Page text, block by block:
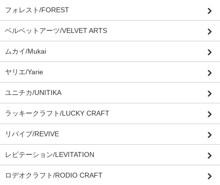
フォレスト/FOREST
ベルベットアーツ/VELVET ARTS
ムカイ/Mukai
ヤリエ/Yarie
ユニチカ/UNITIKA
ラッキークラフト/LUCKY CRAFT
リバイブ/REVIVE
レビテーション/LEVITATION
ロデオクラフト/RODIO CRAFT